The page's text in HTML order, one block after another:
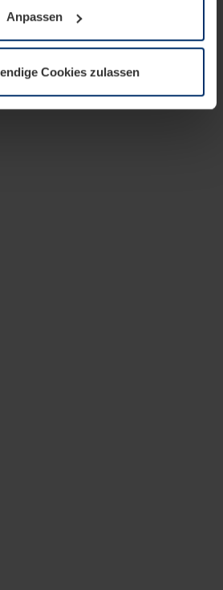
anderen Cookie-Typen benötigen
Einwilligung können Sie jederzeit
unserer Website ändern oder
Anpassen
Cookies zulassen